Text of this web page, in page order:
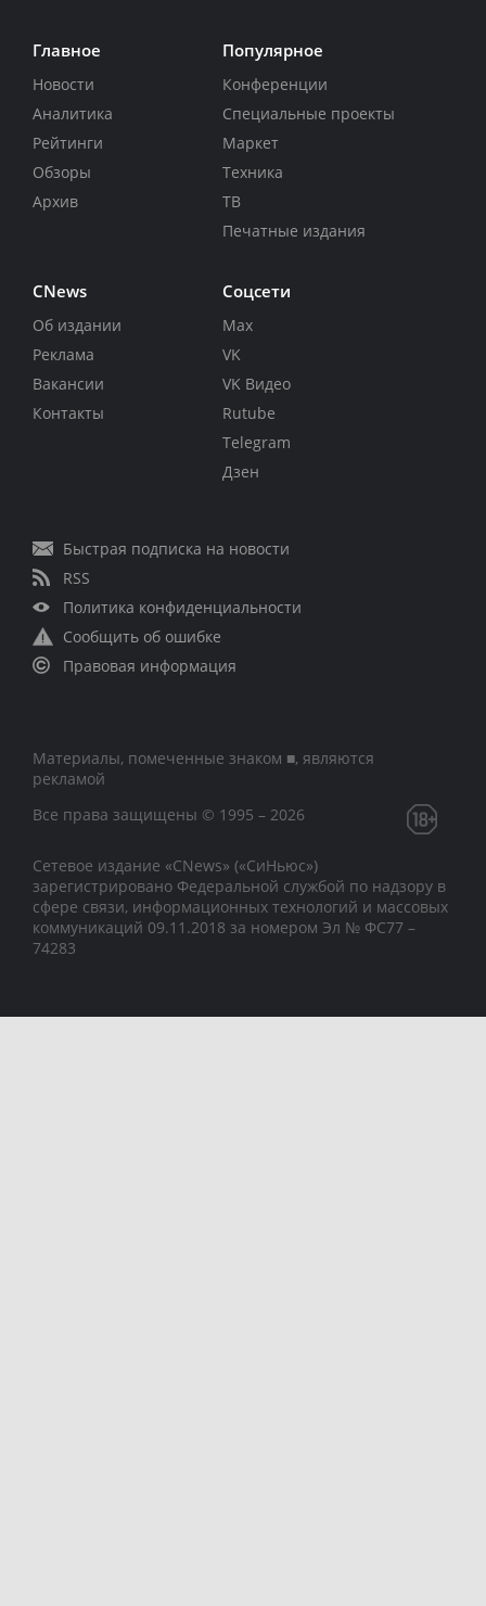
Главное
Новости
Аналитика
Рейтинги
Обзоры
Архив
Популярное
Конференции
Специальные проекты
Маркет
Техника
ТВ
Печатные издания
CNews
Об издании
Реклама
Вакансии
Контакты
Соцсети
Max
VK
VK Видео
Rutube
Telegram
Дзен
Быстрая подписка на новости
RSS
Политика конфиденциальности
Сообщить об ошибке
Правовая информация
Материалы, помеченные знаком ■, являются
рекламой
Все права защищены © 1995 – 2026
Сетевое издание «CNews» («СиНьюс»)
зарегистрировано Федеральной службой по надзору в
сфере связи, информационных технологий и массовых
коммуникаций 09.11.2018 за номером Эл № ФС77 –
74283